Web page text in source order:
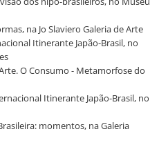
na Jo Slaviero Galeria de Arte
Itinerante Japão-Brasil, no
O Consumo - Metamorfose do
Itinerante Japão-Brasil, no
momentos, na Galeria